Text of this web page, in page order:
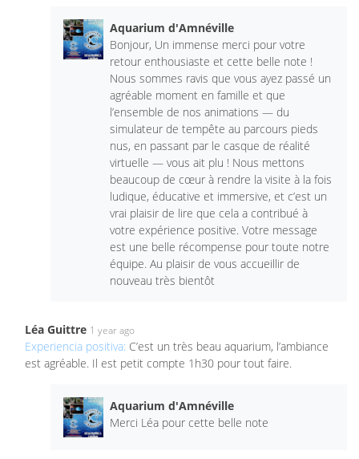
Aquarium d'Amnéville
Bonjour, Un immense merci pour votre
retour enthousiaste et cette belle note !
Nous sommes ravis que vous ayez passé un
agréable moment en famille et que
l’ensemble de nos animations — du
simulateur de tempête au parcours pieds
nus, en passant par le casque de réalité
virtuelle — vous ait plu ! Nous mettons
beaucoup de cœur à rendre la visite à la fois
ludique, éducative et immersive, et c’est un
vrai plaisir de lire que cela a contribué à
votre expérience positive. Votre message
est une belle récompense pour toute notre
équipe. Au plaisir de vous accueillir de
nouveau très bientôt
Léa Guittre 1 year ago
Experiencia positiva: C’est un très beau aquarium, l’ambiance
est agréable. Il est petit compte 1h30 pour tout faire.
Aquarium d'Amnéville
Merci Léa pour cette belle note